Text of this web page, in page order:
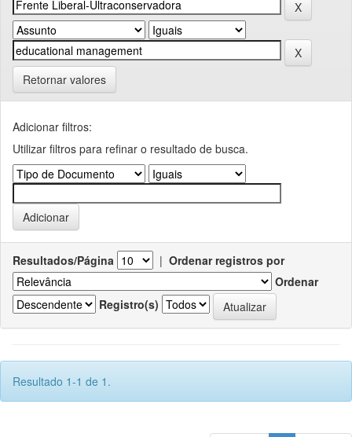
Retornar valores
Adicionar filtros:
Utilizar filtros para refinar o resultado de busca.
Resultados/Página | Ordenar registros por
Ordenar
Registro(s)
Resultado 1-1 de 1.